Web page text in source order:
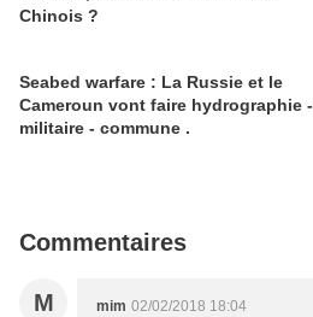
Chinois ?
Seabed warfare : La Russie et le
Cameroun vont faire hydrographie -
militaire - commune .
Commentaires
M mim 02/02/2018 18:04